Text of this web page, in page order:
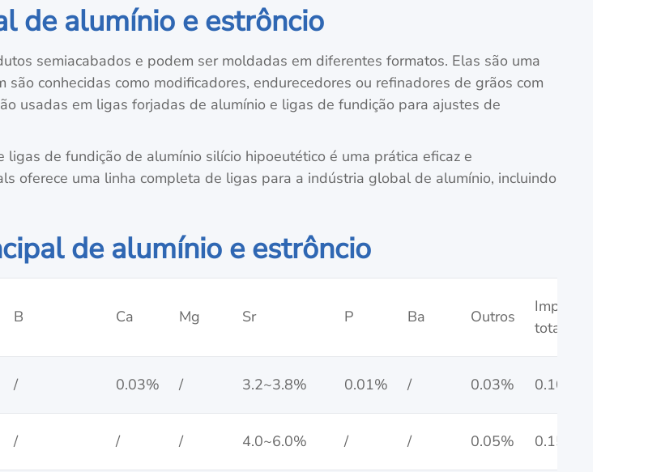
de alumínio e estrôncio
semiacabados e podem ser moldadas em diferentes formatos. Elas são uma
conhecidas como modificadores, endurecedores ou refinadores de grãos com
usadas em ligas forjadas de alumínio e ligas de fundição para ajustes de
de fundição de alumínio silício hipoeutético é uma prática eficaz e
oferece uma linha completa de ligas para a indústria global de alumínio, incluindo
de alumínio e estrôncio
B Ca Mg Sr P Ba Outros
Impurezas
totais
/ 0.03% / 3.2~3.8% 0.01% / 0.03% 0.10%
/ / / 4.0~6.0% / / 0.05% 0.15%